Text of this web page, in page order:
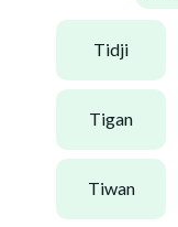
tidji
tigan
tiwan